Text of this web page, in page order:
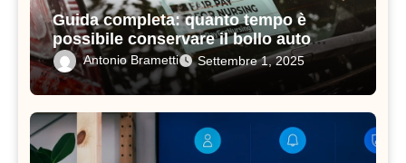
Guida completa: quanto tempo è
possibile conservare il bollo auto
prima di pagare di nuovo?
Antonio Brametti Settembre 1, 2025